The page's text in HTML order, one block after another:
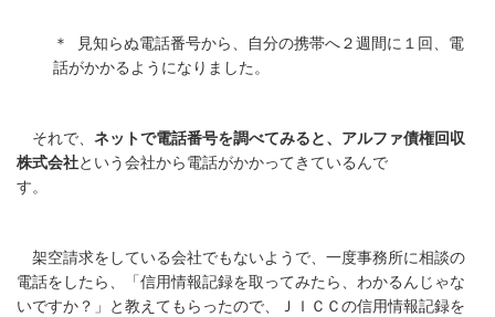
＊
見知らぬ電話番号から、自分の携帯へ２週間に１回、電
話がかかるようになりました。
それで、 ネットで電話番号を調べてみると、アルファ債権回収
株式会社という会社から電話がかかってきているんで
す。
架空請求をしている会社でもないようで、一度事務所に相談の
電話をしたら、「信用情報記録を取ってみたら、わかるんじゃな
いですか？」と教えてもらったので、ＪＩＣＣの信用情報記録を